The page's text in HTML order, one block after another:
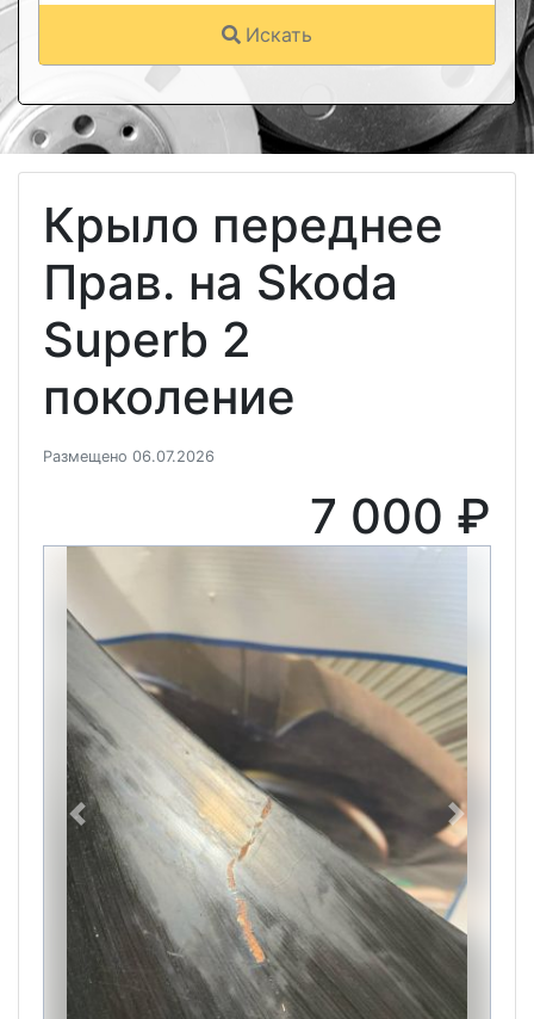
Искать
Крыло переднее
Прав. на Skoda
Superb 2
поколение
Размещено 06.07.2026
7 000 ₽
Previous Next